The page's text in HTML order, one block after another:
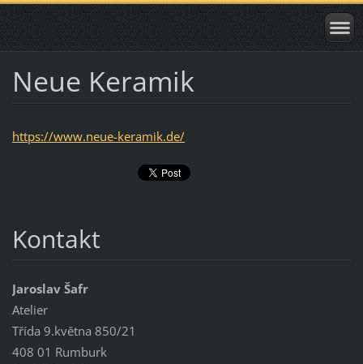
Neue Keramik
https://www.neue-keramik.de/
Kontakt
Jaroslav Šafr
Atelier
Třída 9.května 850/21
408 01 Rumburk